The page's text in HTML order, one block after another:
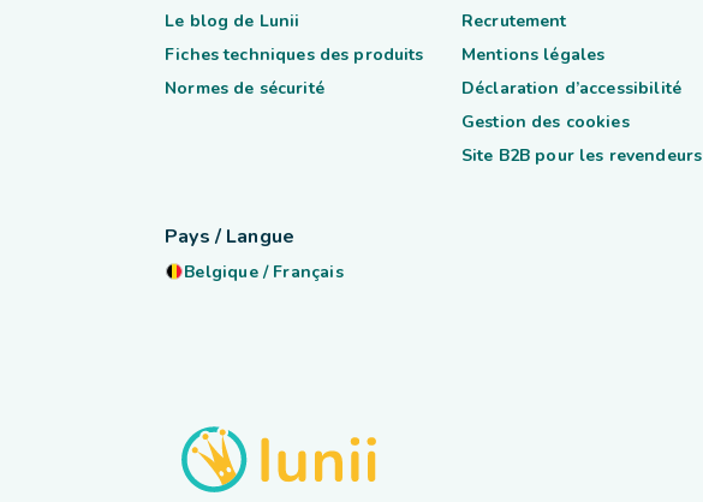
Le blog de Lunii
Fiches techniques des produits
Normes de sécurité
Recrutement
Mentions légales
Déclaration d’accessibilité
Gestion des cookies
Site B2B pour les revendeurs
Pays / Langue
Belgique/ Français